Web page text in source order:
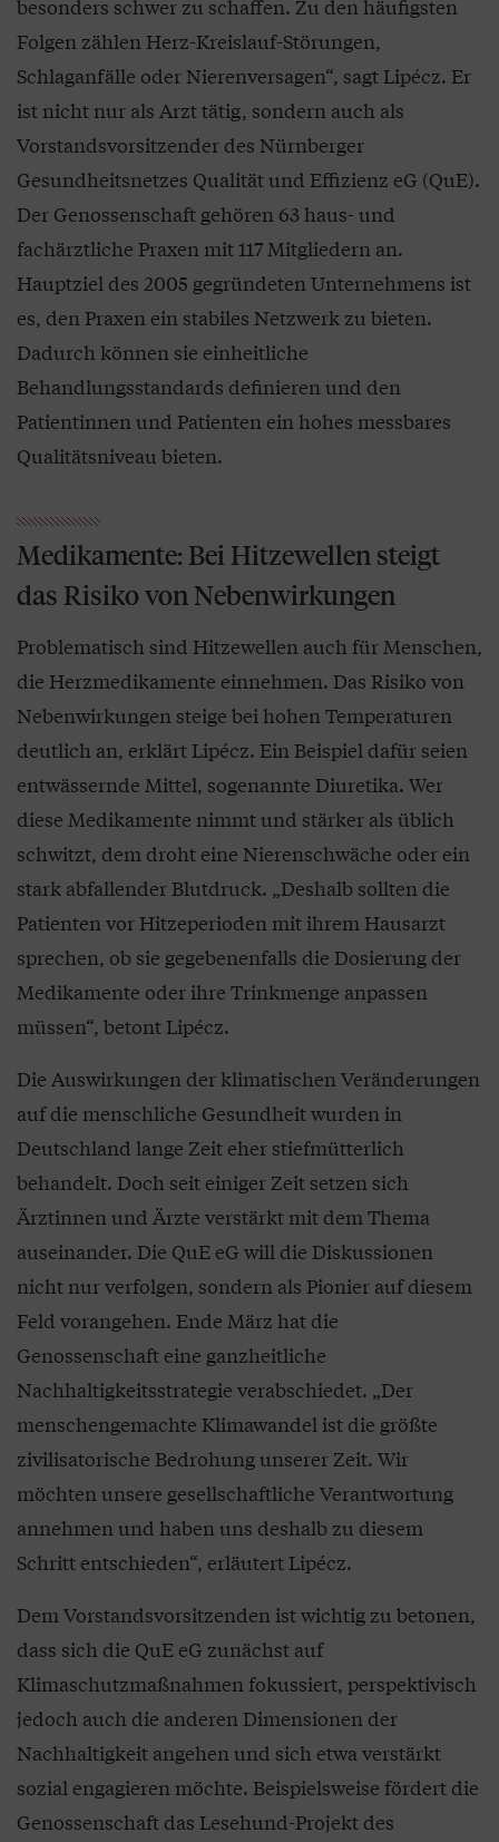
besonders schwer zu schaffen. Zu den häufigsten
Folgen zählen Herz-Kreislauf-Störungen,
Schlaganfälle oder Nierenversagen“, sagt Lipécz. Er
ist nicht nur als Arzt tätig, sondern auch als
Vorstandsvorsitzender des Nürnberger
Gesundheitsnetzes Qualität und Effizienz eG (QuE).
Der Genossenschaft gehören 63 haus- und
fachärztliche Praxen mit 117 Mitgliedern an.
Hauptziel des 2005 gegründeten Unternehmens ist
es, den Praxen ein stabiles Netzwerk zu bieten.
Dadurch können sie einheitliche
Behandlungsstandards definieren und den
Patientinnen und Patienten ein hohes messbares
Qualitätsniveau bieten.
Medikamente: Bei Hitzewellen steigt
das Risiko von Nebenwirkungen
Problematisch sind Hitzewellen auch für Menschen,
die Herzmedikamente einnehmen. Das Risiko von
Nebenwirkungen steige bei hohen Temperaturen
deutlich an, erklärt Lipécz. Ein Beispiel dafür seien
entwässernde Mittel, sogenannte Diuretika. Wer
diese Medikamente nimmt und stärker als üblich
schwitzt, dem droht eine Nierenschwäche oder ein
stark abfallender Blutdruck. „Deshalb sollten die
Patienten vor Hitzeperioden mit ihrem Hausarzt
sprechen, ob sie gegebenenfalls die Dosierung der
Medikamente oder ihre Trinkmenge anpassen
müssen“, betont Lipécz.
Die Auswirkungen der klimatischen Veränderungen
auf die menschliche Gesundheit wurden in
Deutschland lange Zeit eher stiefmütterlich
behandelt. Doch seit einiger Zeit setzen sich
Ärztinnen und Ärzte verstärkt mit dem Thema
auseinander. Die QuE eG will die Diskussionen
nicht nur verfolgen, sondern als Pionier auf diesem
Feld vorangehen. Ende März hat die
Genossenschaft eine ganzheitliche
Nachhaltigkeitsstrategie verabschiedet. „Der
menschengemachte Klimawandel ist die größte
zivilisatorische Bedrohung unserer Zeit. Wir
möchten unsere gesellschaftliche Verantwortung
annehmen und haben uns deshalb zu diesem
Schritt entschieden“, erläutert Lipécz.
Dem Vorstandsvorsitzenden ist wichtig zu betonen,
dass sich die QuE eG zunächst auf
Klimaschutzmaßnahmen fokussiert, perspektivisch
jedoch auch die anderen Dimensionen der
Nachhaltigkeit angehen und sich etwa verstärkt
sozial engagieren möchte. Beispielsweise fördert die
Genossenschaft das Lesehund-Projekt des